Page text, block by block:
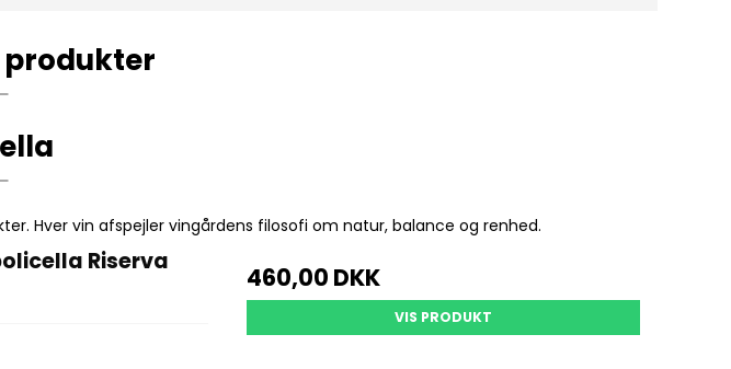
produkter
Hver vin afspejler vingårdens filosofi om natur, balance og renhed.
Riserva
460,00 DKK
VIS PRODUKT